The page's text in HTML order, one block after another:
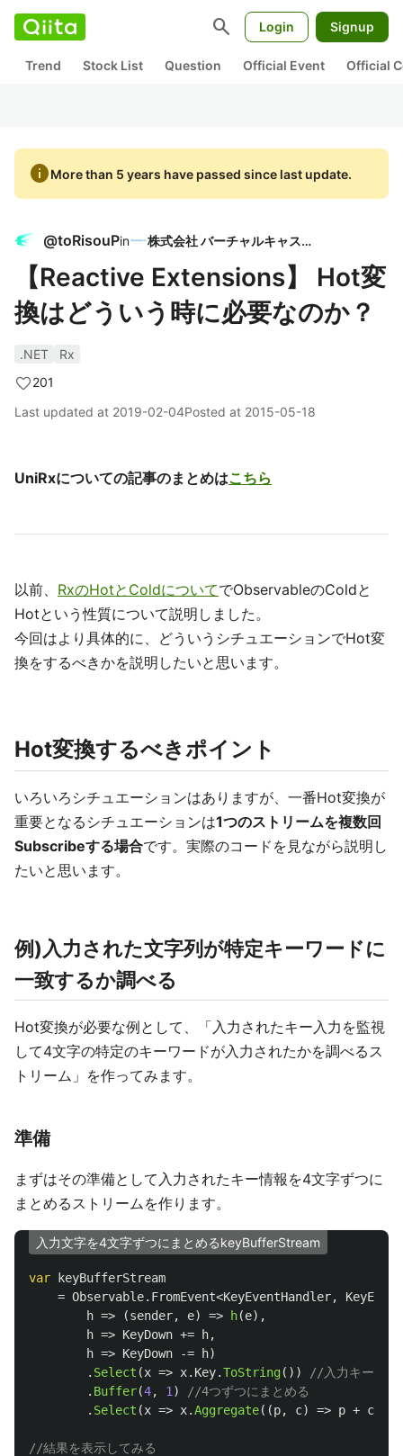
search Login Signup
Trend Stock List Question Official Event Official
infoMore than 5 years have passed since last update.
@toRisouPin 株式会社 バーチャルキャスト
【Reactive Extensions】 Hot変
換はどういう時に必要なのか？
.NET
Rx
201
Last updated at 2019-02-04Posted at 2015-05-18
UniRxについての記事のまとめはこちら
以前、 RxのHotとColdについてでObservableのColdと
Hotという性質について説明しました。
今回はより具体的に、どういうシチュエーションでHot変
換をするべきかを説明したいと思います。
Hot変換するべきポイント
いろいろシチュエーションはありますが、一番Hot変換が
重要となるシチュエーションは1つのストリームを複数回
Subscribeする場合です。実際のコードを見ながら説明し
たいと思います。
例)入力された文字列が特定キーワードに
一致するか調べる
Hot変換が必要な例として、「入力されたキー入力を監視
して4文字の特定のキーワードが入力されたかを調べるス
トリーム」を作ってみます。
準備
まずはその準備として入力されたキー情報を4文字ずつに
まとめるストリームを作ります。
入力文字を4文字ずつにまとめるkeyBufferStream
var
keyBufferStream
= Observable. FromEvent<KeyEventHandler,
h => (sender, e) => h(e),
h => KeyDown += h,
h => KeyDown -= h)
. Select (x => x. Key.ToString())
//入力キーを文
. Buffer(4, 1 )
//4つずつにまとめる
. Select (x => x.Aggregate((p, c) => p + c
//結果を表示してみる